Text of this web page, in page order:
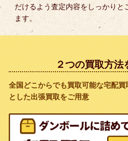
だけるよう査定内容をしっかりと
ます。
２つの買取方法
全国どこからでも買取可能な宅配
とした出張買取をご用意